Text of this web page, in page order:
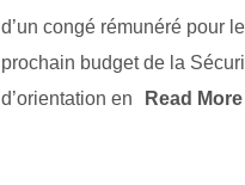
d’un congé rémunéré pour
prochain budget de la
d’orientation en
Read More